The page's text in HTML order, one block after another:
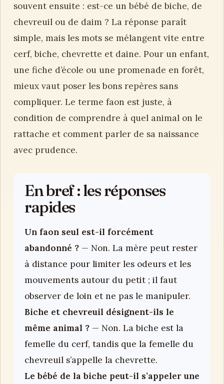
souvent ensuite : est-ce un bébé de biche, de
chevreuil ou de daim ? La réponse paraît
simple, mais les mots se mélangent vite entre
cerf, biche, chevrette et daine. Pour un enfant,
une fiche d’école ou une promenade en forêt,
mieux vaut poser les bons repères sans
compliquer. Le terme faon est juste, à
condition de comprendre à quel animal on le
rattache et comment parler de sa naissance
avec prudence.
En bref : les réponses
rapides
Un faon seul est-il forcément
abandonné ? — Non. La mère peut rester
à distance pour limiter les odeurs et les
mouvements autour du petit ; il faut
observer de loin et ne pas le manipuler.
Biche et chevreuil désignent-ils le
même animal ? — Non. La biche est la
femelle du cerf, tandis que la femelle du
chevreuil s’appelle la chevrette.
Le bébé de la biche peut-il s’appeler une